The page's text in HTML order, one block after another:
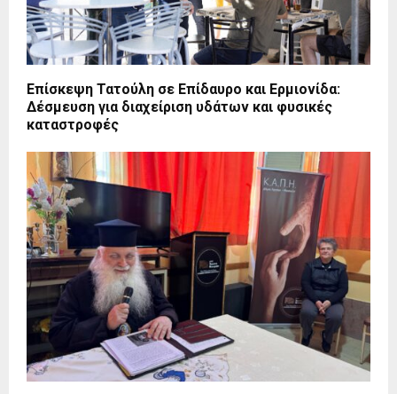
Επίσκεψη Τατούλη σε Επίδαυρο και Ερμιονίδα:
Δέσμευση για διαχείριση υδάτων και φυσικές
καταστροφές